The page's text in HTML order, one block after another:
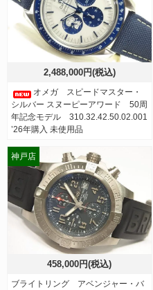
2,488,000円(税込)
オメガ スピードマスター・
シルバー スヌーピーアワード 50周
年記念モデル 310.32.42.50.02.001
’26年購入 未使用品
458,000円(税込)
ブライトリング アベンジャー・バ
神戸店